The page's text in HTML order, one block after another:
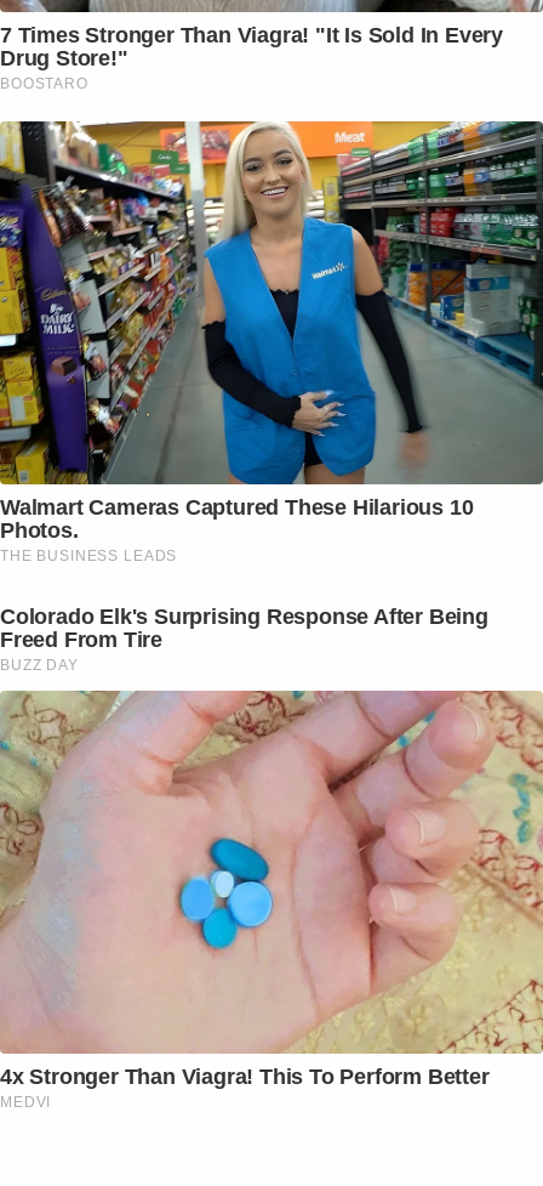
7 Times Stronger Than Viagra! "It Is Sold In Every
Drug Store!"
BOOSTARO
Walmart Cameras Captured These Hilarious 10
Photos.
THE BUSINESS LEADS
Colorado Elk's Surprising Response After Being
Freed From Tire
BUZZ DAY
4x Stronger Than Viagra! This To Perform Better
MEDVI